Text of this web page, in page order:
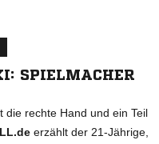
SPIELMACHER
die rechte Hand und ein Teil
erzählt der 21-Jährige,